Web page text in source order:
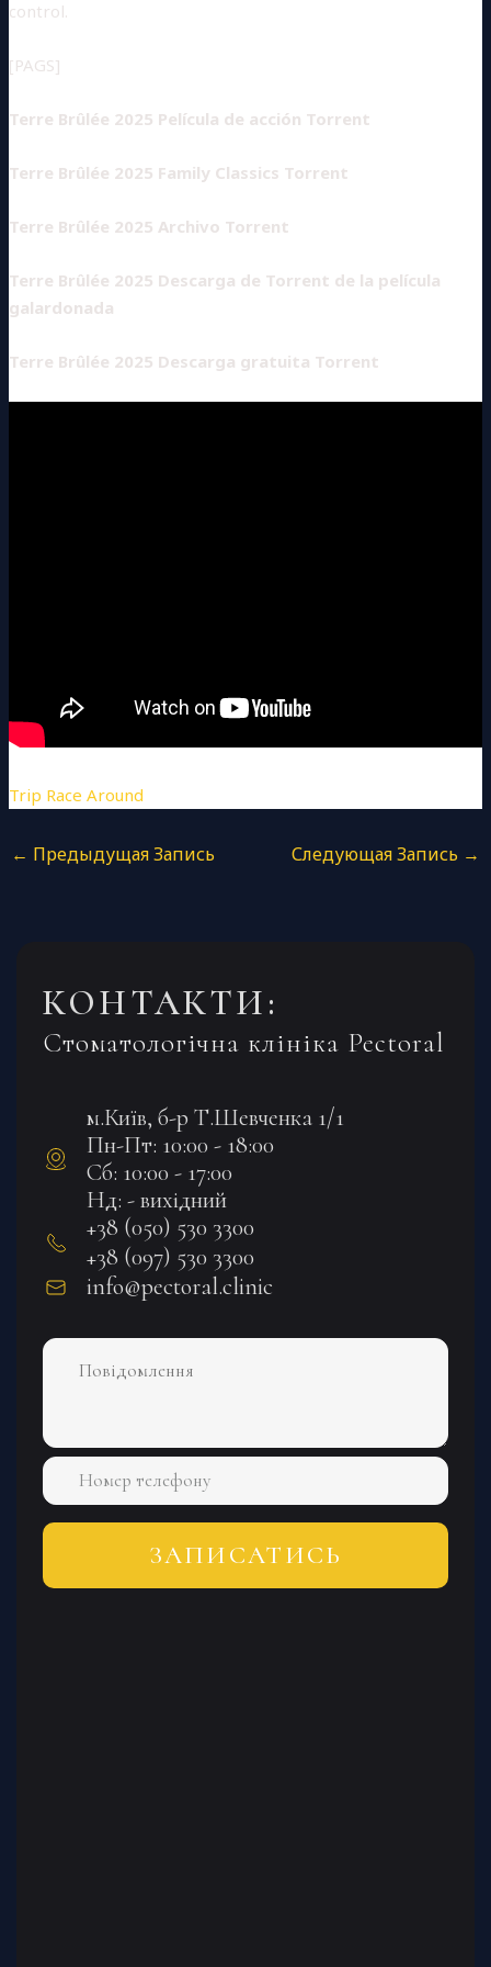
control.
[PAGS]
Terre Brûlée 2025 Película de acción Torrent
Terre Brûlée 2025 Family Classics Torrent
Terre Brûlée 2025 Archivo Torrent
Terre Brûlée 2025 Descarga de Torrent de la película
galardonada
Terre Brûlée 2025 Descarga gratuita Torrent
Trip Race Around
← Предыдущая Запись Следующая Запись →
КОНТАКТИ:
Стоматологічна клініка Pectoral
м.Київ, б-р Т.Шевченка 1/1
Пн-Пт: 10:00 - 18:00
Сб: 10:00 - 17:00
Нд: - вихідний
+38 (050) 530 3300
+38 (097) 530 3300
info@pectoral.clinic